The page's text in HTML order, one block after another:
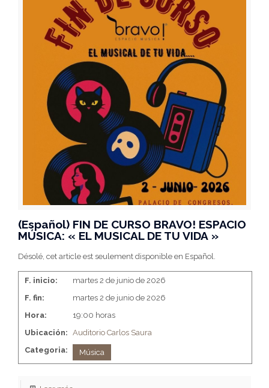
(Español) FIN DE CURSO BRAVO! ESPACIO
MÚSICA: « EL MUSICAL DE TU VIDA »
Désolé, cet article est seulement disponible en Español.
F. inicio:
martes 2 de junio de 2026
F. fin:
martes 2 de junio de 2026
Hora:
19:00 horas
Ubicación: Auditorio Carlos Saura
Categoria:
Música